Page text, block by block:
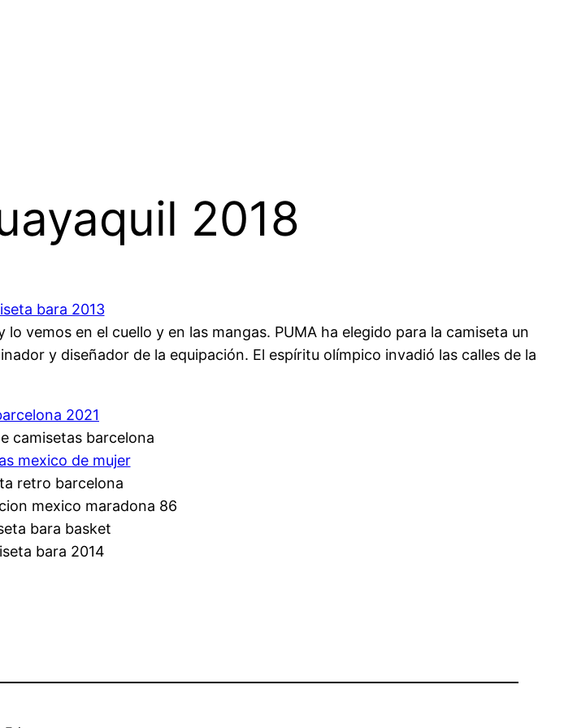
2018
vemos en el cuello y en las mangas. PUMA ha elegido para la camiseta un
y diseñador de la equipación. El espíritu olímpico invadió las calles de la